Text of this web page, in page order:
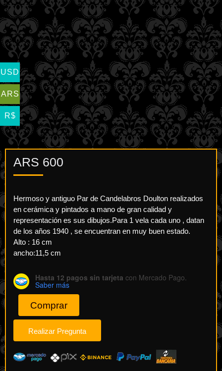
ARS 600
Hermoso y antiguo Par de Candelabros Doulton realizados
en cerámica y pintados a mano de gran calidad y
representación es sus dibujos.Para 1 vela cada uno , datan
de los años 1940 , se encuentran en muy buen estado.
Alto : 16 cm
ancho:11,5 cm
Hasta 12 pagos sin tarjeta con Mercado Pago.
Saber más
Comprar
USD
ARS
R$